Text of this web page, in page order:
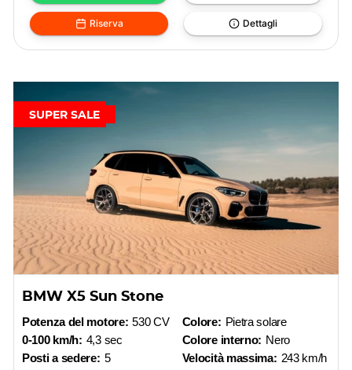
Riserva Dettagli
SUPER SALE
BMW X5 Sun Stone
Potenza del motore: 530 CV
0-100 km/h: 4,3 sec
Posti a sedere: 5
Colore: Pietra solare
Colore interno: Nero
Velocità massima: 243 km/h